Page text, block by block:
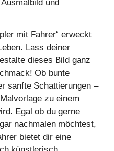
mit Fahrer“ erweckt
Lass deiner
dieses Bild ganz
Ob bunte
sanfte Schattierungen –
zu einem
Egal ob du gerne
nachmalen möchtest,
bietet dir eine